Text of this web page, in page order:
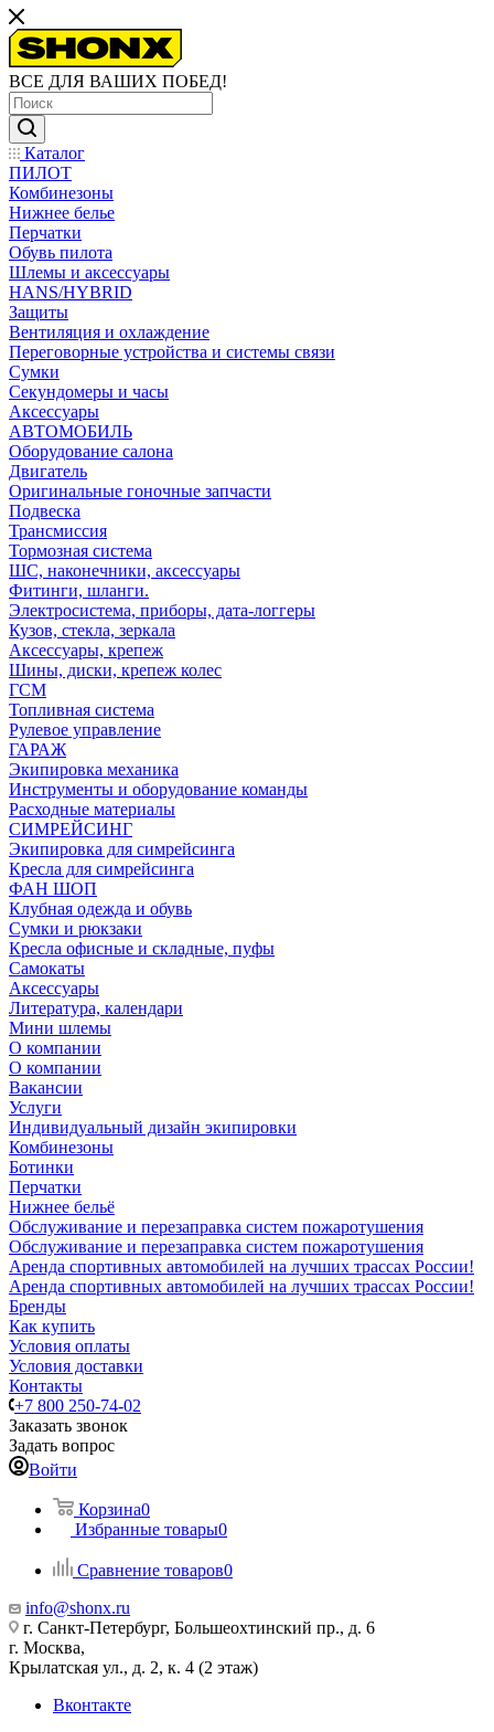
ВСЕ ДЛЯ ВАШИХ ПОБЕД!
Каталог
ПИЛОТ
Комбинезоны
Нижнее белье
Перчатки
Обувь пилота
Шлемы и аксессуары
HANS/HYBRID
Защиты
Вентиляция и охлаждение
Переговорные устройства и системы связи
Сумки
Секундомеры и часы
Аксессуары
АВТОМОБИЛЬ
Оборудование салона
Двигатель
Оригинальные гоночные запчасти
Подвеска
Трансмиссия
Тормозная система
ШС, наконечники, аксессуары
Фитинги, шланги.
Электросистема, приборы, дата-логгеры
Кузов, стекла, зеркала
Аксессуары, крепеж
Шины, диски, крепеж колес
ГСМ
Топливная система
Рулевое управление
ГАРАЖ
Экипировка механика
Инструменты и оборудование команды
Расходные материалы
СИМРЕЙСИНГ
Экипировка для симрейсинга
Кресла для симрейсинга
ФАН ШОП
Клубная одежда и обувь
Сумки и рюкзаки
Кресла офисные и складные, пуфы
Самокаты
Аксессуары
Литература, календари
Мини шлемы
О компании
О компании
Вакансии
Услуги
Индивидуальный дизайн экипировки
Комбинезоны
Ботинки
Перчатки
Нижнее бельё
Обслуживание и перезаправка систем пожаротушения
Обслуживание и перезаправка систем пожаротушения
Аренда спортивных автомобилей на лучших трассах России!
Аренда спортивных автомобилей на лучших трассах России!
Бренды
Как купить
Условия оплаты
Условия доставки
Контакты
+7 800 250-74-02
Заказать звонок
Задать вопрос
Войти
Корзина0
Избранные товары0
Сравнение товаров0
info@shonx.ru
г. Санкт-Петербург, Большеохтинский пр., д. 6
г. Москва,
Крылатская ул., д. 2, к. 4 (2 этаж)
Вконтакте